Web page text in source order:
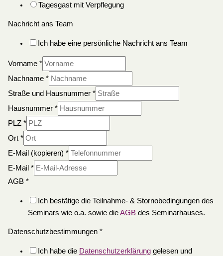
Tagesgast mit Verpflegung
Nachricht ans Team
Ich habe eine persönliche Nachricht ans Team
Vorname *
Nachname *
Straße und Hausnummer *
Hausnummer *
PLZ *
Ort *
E-Mail (kopieren) *
E-Mail *
AGB *
Ich bestätige die Teilnahme- & Stornobedingungen des
Seminars wie o.a. sowie dieAGBdes Seminarhauses.
Datenschutzbestimmungen *
Ich habe die Datenschutzerklärunggelesen und